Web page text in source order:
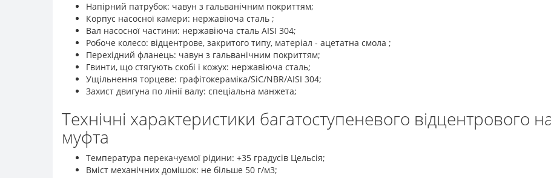
Напірний патрубок: чавун з гальванічним покриттям;
Корпус насосної камери: нержавіюча сталь ;
Вал насосної частини: нержавіюча сталь AISI 304;
Робоче колесо: відцентрове, закритого типу, матеріал - ацетатна смола ;
Перехідний фланець: чавун з гальванічним покриттям;
Гвинти, що стягують скобі і кожух: нержавіюча сталь;
Ущільнення торцеве: графітокераміка/SiC/NBR/AISI 304;
Захист двигуна по лінії валу: спеціальна манжета;
Технічні характеристики багатоступеневого відцентрового
муфта
Температура перекачуємої рідини: +35 градусів Цельсія;
Вміст механічних домішок: не більше 50 г/м3;